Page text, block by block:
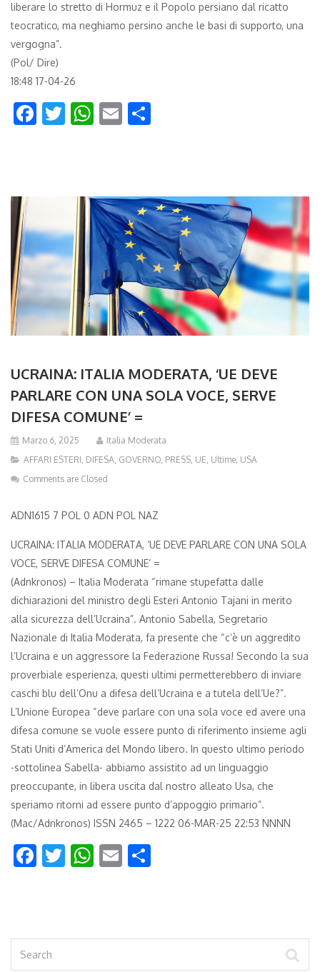
liberare lo stretto di Hormuz e il Popolo persiano dal ricatto
teocratico, ma neghiamo persino anche le basi di supporto, una
vergogna”.
(Pol/ Dire)
18:48 17-04-26
Facebook
Twitter
WhatsApp
Email
UCRAINA: ITALIA MODERATA, ‘UE DEVE
PARLARE CON UNA SOLA VOCE, SERVE
DIFESA COMUNE’ =
Marzo 6, 2025
Italia Moderata
AFFARI ESTERI, DIFESA, GOVERNO, PRESS, UE, Ultime, USA
Comments are Closed
ADN1615 7 POL 0 ADN POL NAZ
UCRAINA: ITALIA MODERATA, ‘UE DEVE PARLARE CON UNA SOLA
VOCE, SERVE DIFESA COMUNE’ =
(Adnkronos) – Italia Moderata “rimane stupefatta dalle
dichiarazioni del ministro degli Esteri Antonio Tajani in merito
alla sicurezza dell’Ucraina”. Antonio Sabella, Segretario
Nazionale di Italia Moderata, fa presente che “c’è un aggredito
l’Ucraina e un aggressore la Federazione Russa! Secondo la sua
proverbiale esperienza, questi ultimi permetterebbero di inviare
caschi blu dell’Onu a difesa dell’Ucraina e a tutela dell’Ue?”.
L’Unione Europea “deve parlare con una sola voce ed avere una
difesa comune se vuole essere punto di riferimento insieme agli
Stati Uniti d’America del Mondo libero. In questo ultimo periodo
-sottolinea Sabella- abbiamo assistito ad un linguaggio
preoccupante, in libera uscita dal nostro alleato Usa, che
speriamo ritorni ad essere punto d’appoggio primario”.
(Mac/Adnkronos) ISSN 2465 – 1222 06-MAR-25 22:53 NNNN
Facebook
Twitter
WhatsApp
Email